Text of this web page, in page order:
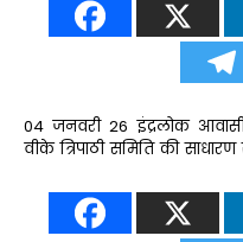
04 जनवरी 26 इंद्रलोक
वीके त्रिपाठी समिति की